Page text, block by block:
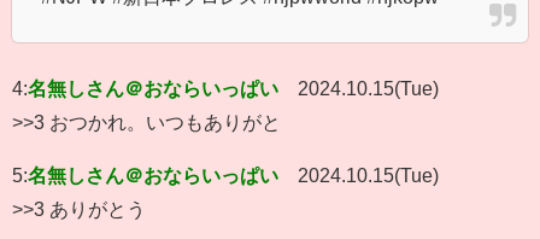
4:名無しさん＠おならいっぱい
2024.10.15(Tue)
>>3 おつかれ。いつもありがと
5:名無しさん＠おならいっぱい
2024.10.15(Tue)
>>3 ありがとう